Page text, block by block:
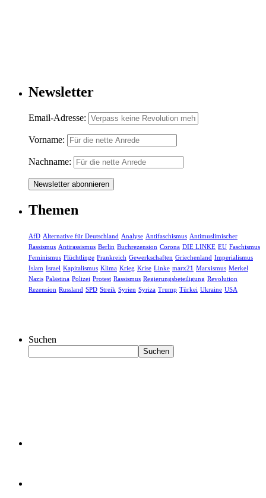
Newsletter
Email-Adresse:
Vorname:
Nachname:
Themen
AfD Alternative für Deutschland Analyse Antifaschismus Antimuslimischer
Rassismus Antirassismus Berlin Buchrezension Corona DIE LINKE EU Faschismus
Feminismus Flüchtlinge Frankreich Gewerkschaften Griechenland Imperialismus
Islam Israel Kapitalismus Klima Krieg Krise Linke marx21 Marxismus Merkel
Nazis Palästina Polizei Protest Rassismus Regierungsbeteiligung Revolution
Rezension Russland SPD Streik Syrien Syriza Trump Türkei Ukraine USA
Suchen
Suchen